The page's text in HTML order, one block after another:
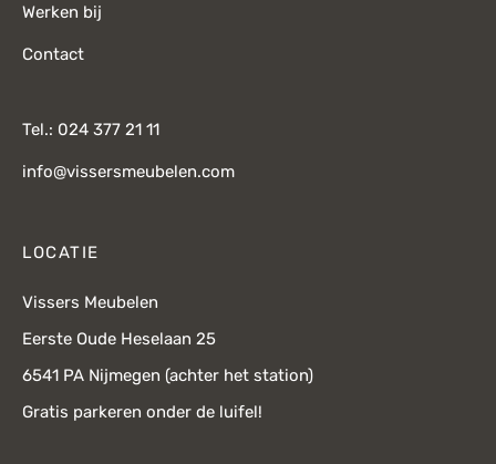
Werken bij
Contact
Tel.: 024 377 21 11
info@vissersmeubelen.com
LOCATIE
Vissers Meubelen
Eerste Oude Heselaan 25
6541 PA Nijmegen (achter het station)
Gratis parkeren onder de luifel!